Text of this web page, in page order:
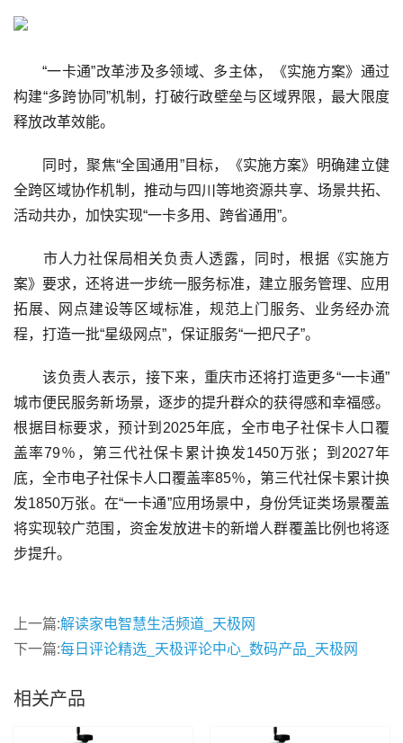
“一卡通”改革涉及多领域、多主体，《实施方案》通过
构建“多跨协同”机制，打破行政壁垒与区域界限，最大限度
释放改革效能。
同时，聚焦“全国通用”目标，《实施方案》明确建立健
全跨区域协作机制，推动与四川等地资源共享、场景共拓、
活动共办，加快实现“一卡多用、跨省通用”。
市人力社保局相关负责人透露，同时，根据《实施方
案》要求，还将进一步统一服务标准，建立服务管理、应用
拓展、网点建设等区域标准，规范上门服务、业务经办流
程，打造一批“星级网点”，保证服务“一把尺子”。
该负责人表示，接下来，重庆市还将打造更多“一卡通”
城市便民服务新场景，逐步的提升群众的获得感和幸福感。
根据目标要求，预计到2025年底，全市电子社保卡人口覆
盖率79％，第三代社保卡累计换发1450万张；到2027年
底，全市电子社保卡人口覆盖率85％，第三代社保卡累计换
发1850万张。在“一卡通”应用场景中，身份凭证类场景覆盖
将实现较广范围，资金发放进卡的新增人群覆盖比例也将逐
步提升。
上一篇:解读家电智慧生活频道_天极网
下一篇:每日评论精选_天极评论中心_数码产品_天极网
相关产品